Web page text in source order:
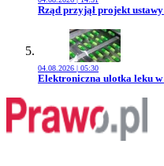
Przejdź do artykułu:
Rząd przyjął projekt
04.08.2026 | 05:30
Przejdź do artykułu:
Elektroniczna ulotka leku w